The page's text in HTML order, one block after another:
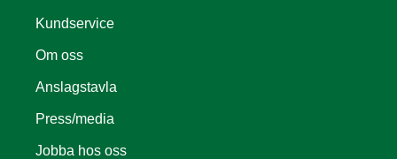
Kundservice
Om oss
Anslagstavla
Press/media
Jobba hos oss